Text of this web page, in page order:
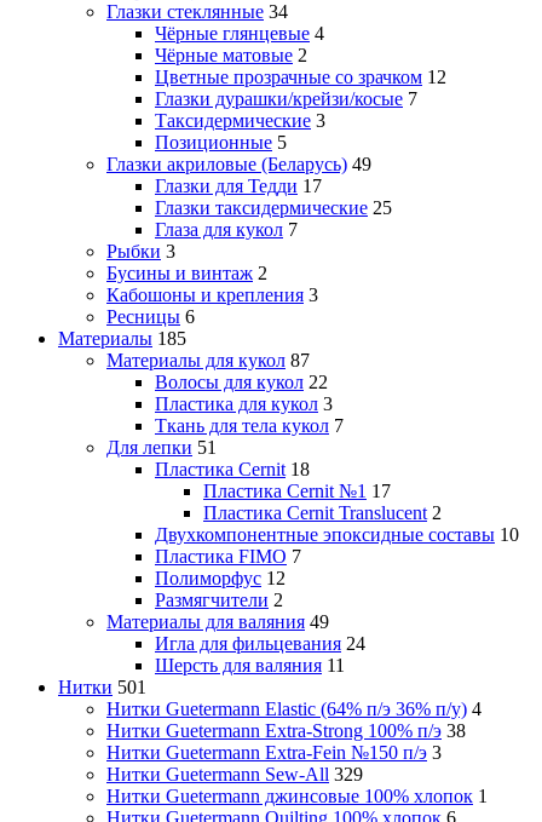
Глазки стеклянные 34
Чёрные глянцевые 4
Чёрные матовые 2
Цветные прозрачные со зрачком 12
Глазки дурашки/крейзи/косые 7
Таксидермические 3
Позиционные 5
Глазки акриловые (Беларусь) 49
Глазки для Тедди 17
Глазки таксидермические 25
Глаза для кукол 7
Рыбки 3
Бусины и винтаж 2
Кабошоны и крепления 3
Ресницы 6
Материалы 185
Материалы для кукол 87
Волосы для кукол 22
Пластика для кукол 3
Ткань для тела кукол 7
Для лепки 51
Пластика Cernit 18
Пластика Cernit №1 17
Пластика Cernit Translucent 2
Двухкомпонентные эпоксидные составы 10
Пластика FIMO 7
Полиморфус 12
Размягчители 2
Материалы для валяния 49
Игла для фильцевания 24
Шерсть для валяния 11
Нитки 501
Нитки Guetermann Elastic (64% п/э 36% п/у) 4
Нитки Guetermann Extra-Strong 100% п/э 38
Нитки Guetermann Extra-Fein №150 п/э 3
Нитки Guetermann Sew-All 329
Нитки Guetermann джинсовые 100% хлопок 1